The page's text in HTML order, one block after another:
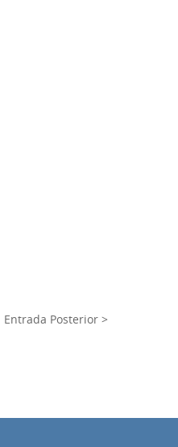
Entrada Posterior >